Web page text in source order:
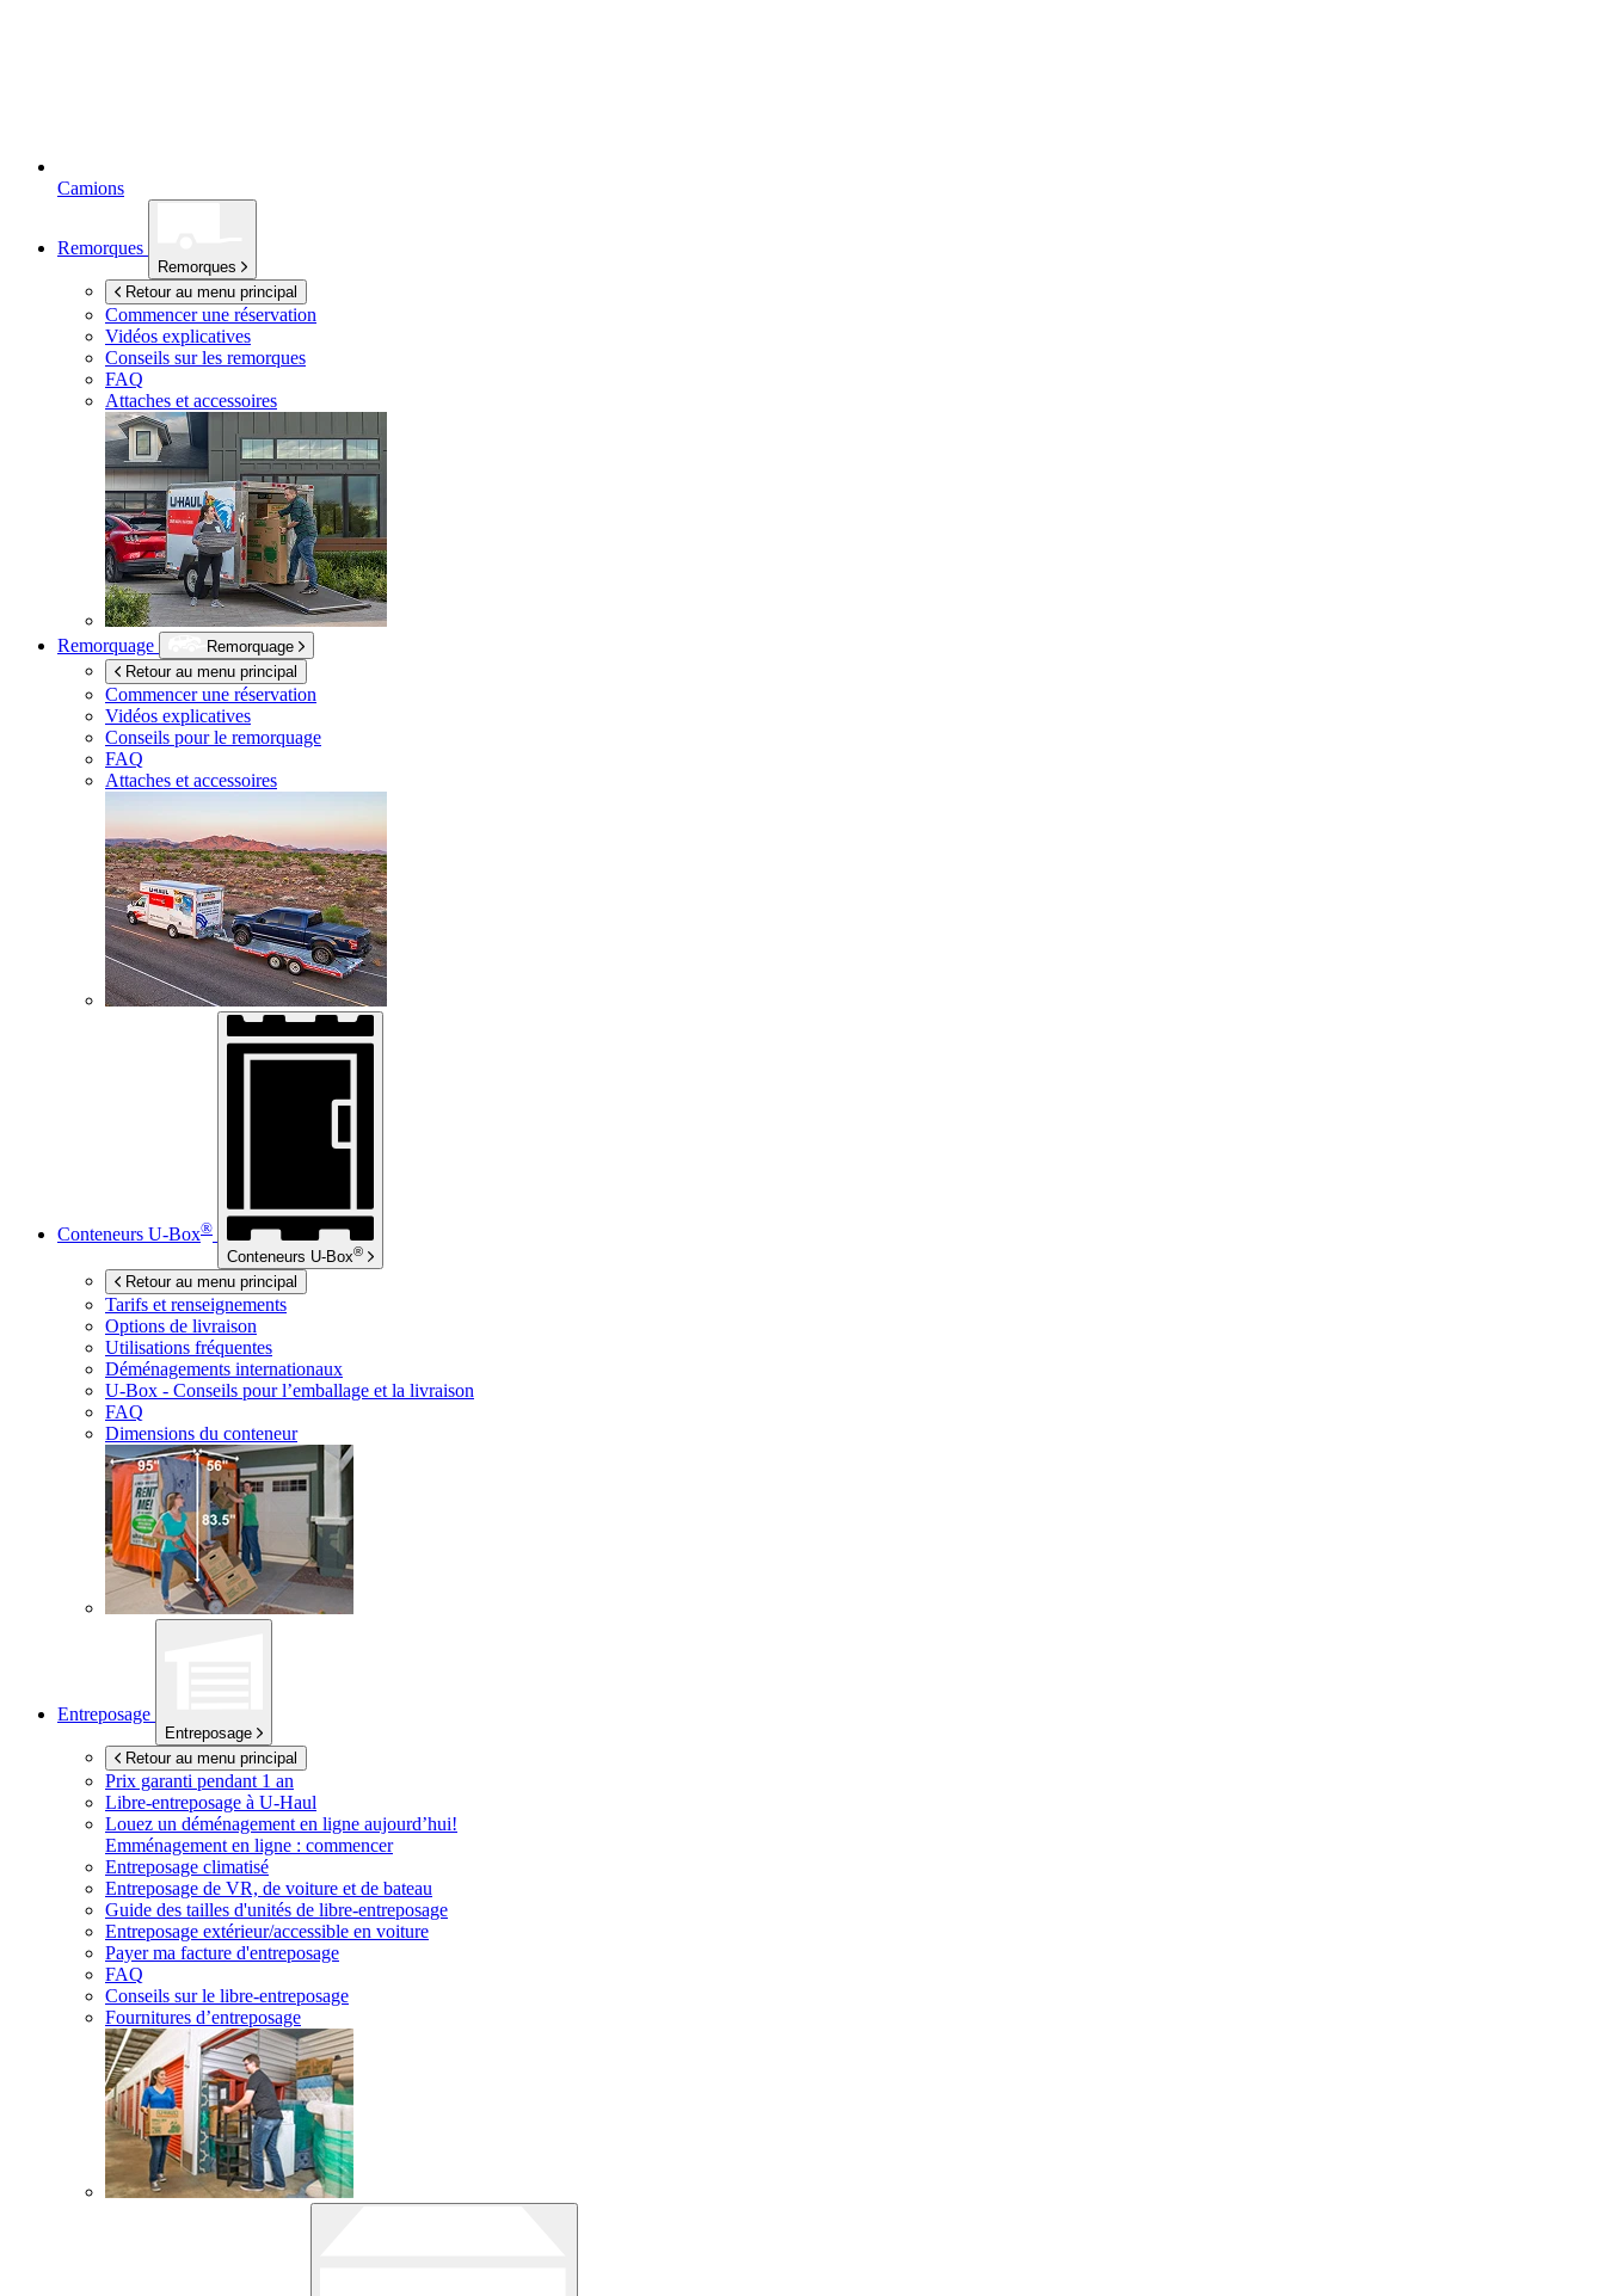
Camions
Remorques
Remorques
Retour au menu principal
Commencer une réservation
Vidéos explicatives
Conseils sur les remorques
FAQ
Attaches et accessoires
Remorquage
Remorquage
Retour au menu principal
Commencer une réservation
Vidéos explicatives
Conseils pour le remorquage
FAQ
Attaches et accessoires
Conteneurs U-Box®
Conteneurs U-Box®
Retour au menu principal
Tarifs et renseignements
Options de livraison
Utilisations fréquentes
Déménagements internationaux
U-Box - Conseils pour l’emballage et la livraison
FAQ
Dimensions du conteneur
Entreposage
Entreposage
Retour au menu principal
Prix garanti pendant 1 an
Libre-entreposage à U-Haul
Louez un déménagement en ligne aujourd’hui!
Emménagement en ligne : commencer
Entreposage climatisé
Entreposage de VR, de voiture et de bateau
Guide des tailles d'unités de libre-entreposage
Entreposage extérieur/accessible en voiture
Payer ma facture d'entreposage
FAQ
Conseils sur le libre-entreposage
Fournitures d’entreposage